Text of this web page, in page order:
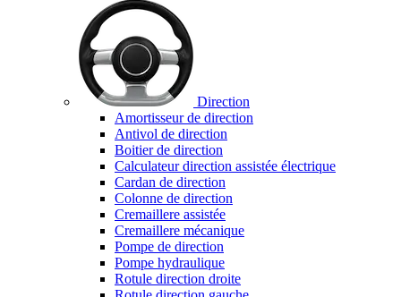
Direction
Amortisseur de direction
Antivol de direction
Boitier de direction
Calculateur direction assistée électrique
Cardan de direction
Colonne de direction
Cremaillere assistée
Cremaillere mécanique
Pompe de direction
Pompe hydraulique
Rotule direction droite